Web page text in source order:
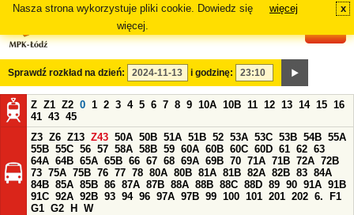
Nasza strona wykorzystuje pliki cookie. Dowiedz się
więcej.
więcej x
Sprawdź rozkład na dzień: i godzinę:
Z Z1 Z2 0 1 2 3 4 5 6 7 8 9 10A 10B 11 12 13 14 15 16
41 43 45
Z3 Z6 Z13 Z43 50A 50B 51A 51B 52 53A 53C 53B 54B 55A
55B 55C 56 57 58A 58B 59 60A 60B 60C 60D 61 62 63
64A 64B 65A 65B 66 67 68 69A 69B 70 71A 71B 72A 72B
73 75A 75B 76 77 78 80A 80B 81A 81B 82A 82B 83 84A
84B 85A 85B 86 87A 87B 88A 88B 88C 88D 89 90 91A 91B
91C 92A 92B 93 94 96 97A 97B 99 100 101 201 202 6.
F1
G1 G2 H
W